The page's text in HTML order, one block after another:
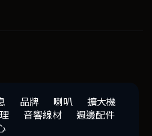
品牌 喇叭
擴大機
音響線材
週邊配件